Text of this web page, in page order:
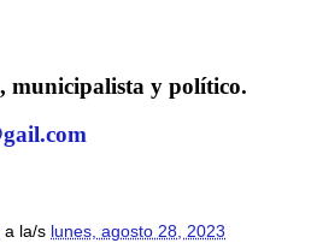
municipalista y político.
a la/s lunes, agosto 28, 2023